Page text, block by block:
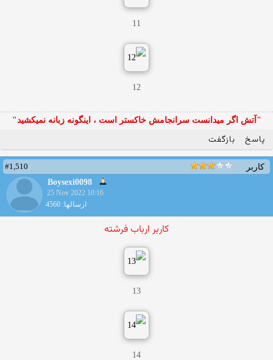
11
12
"آتش اگر ميدانست سرانجامش خاكستر است ، اينگونه زبانه نميكشيد"
پاسخ بازگفت
کاربر
#1,510
Boysexi0098
25 Nov 2022 10:16
ارسالها: 4560
کاربر ارباب فرشته
13
14